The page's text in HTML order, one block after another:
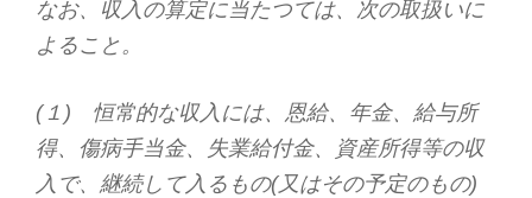
なお、収入の算定に当たつては、次の取扱いに
よること。
(１) 恒常的な収入には、恩給、年金、給与所
得、傷病手当金、失業給付金、資産所得等の収
入で、継続して入るもの(又はその予定のもの)